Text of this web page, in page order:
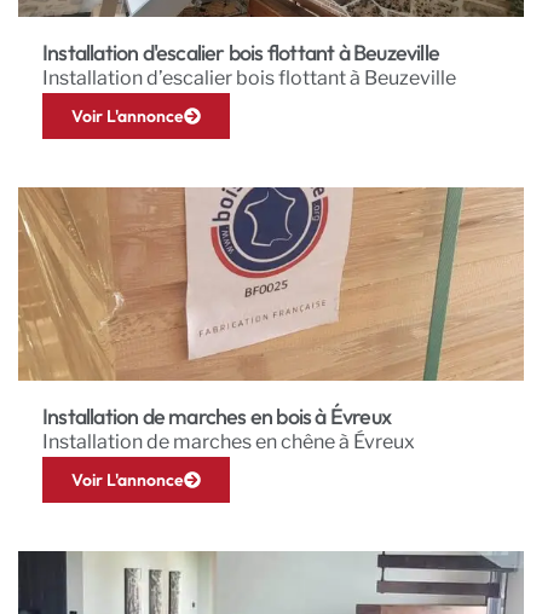
Installation d'escalier bois flottant à Beuzeville
Installation d’escalier bois flottant à Beuzeville
Voir L'annonce
Installation de marches en bois à Évreux
Installation de marches en chêne à Évreux
Voir L'annonce